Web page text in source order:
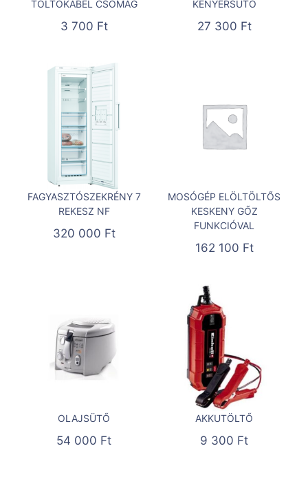
TÖLTŐKÁBEL CSOMAG
3 700 Ft
KENYÉRSÜTŐ
27 300 Ft
FAGYASZTÓSZEKRÉNY 7
REKESZ NF
320 000 Ft
MOSÓGÉP ELÖLTÖLTŐS
KESKENY GŐZ
FUNKCIÓVAL
162 100 Ft
OLAJSÜTŐ
54 000 Ft
AKKUTÖLTŐ
9 300 Ft